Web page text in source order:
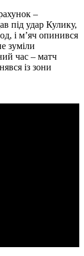
–
під удар Кулику,
і м’яч опинився
зуміли
час – матч
із зони